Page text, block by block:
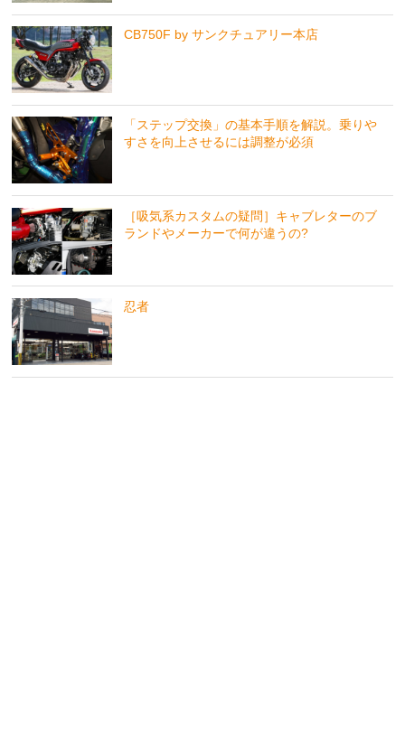
CB750F by サンクチュアリー本店
「ステップ交換」の基本手順を解説。乗りや
すさを向上させるには調整が必須
［吸気系カスタムの疑問］キャブレターのブ
ランドやメーカーで何が違うの?
忍者